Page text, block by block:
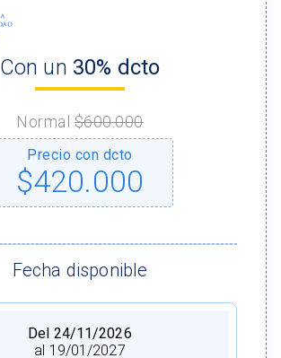
Con un 30% dcto
Normal$600.000
Precio con dcto
$420.000
Fecha disponible
Del 24/11/2026
al 19/01/2027